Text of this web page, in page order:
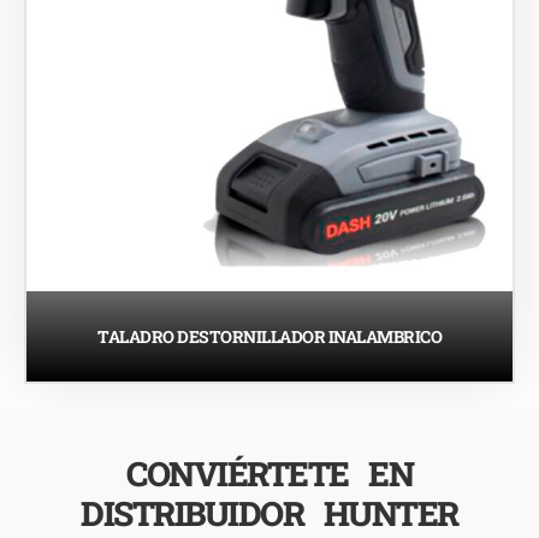
TALADRO DESTORNILLADOR INALAMBRICO
CONVIÉRTETE EN
DISTRIBUIDOR HUNTER